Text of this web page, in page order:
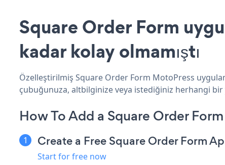
Square Order Form
kadar kolay olmamıştı
Özelleştirilmiş Square Order Form MotoPress
çubuğunuza, altbilginize veya istediğiniz herhangi
How To Add a Square Order
Create a Free Square Order Form
Start for free now